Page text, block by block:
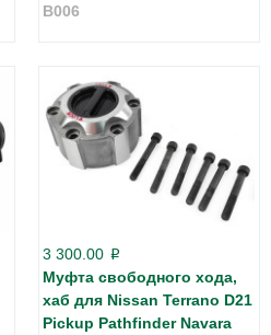
B006
3 300.00 p
Муфта свободного хода,
хаб для Nissan Terrano D21
Pickup Pathfinder Navara